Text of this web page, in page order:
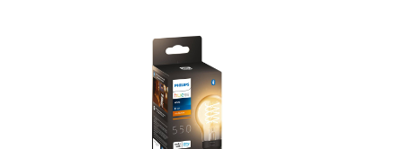
a
t
i
o
n